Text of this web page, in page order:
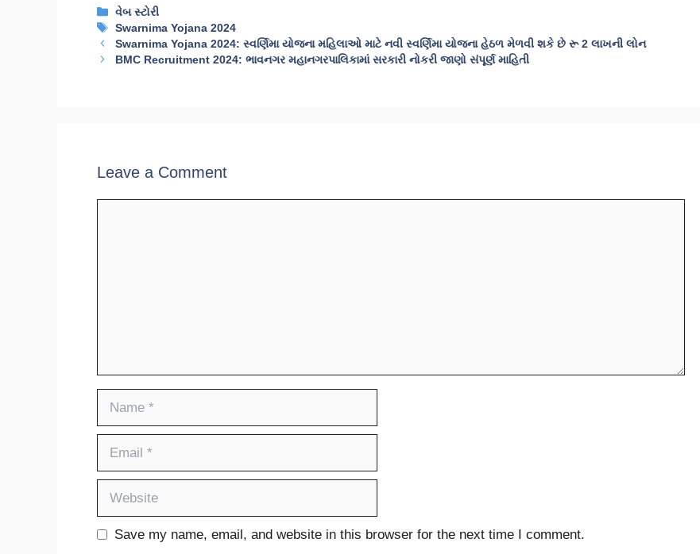
Categories
વેબ સ્ટોરી
Tags
Swarnima Yojana 2024
Swarnima Yojana 2024: સ્વર્ણિમા યોજના મહિલાઓ માટે નવી સ્વર્ણિમા યોજના હેઠળ મેળવી શકે છે રૂ 2 લાખની લોન
BMC Recruitment 2024: ભાવનગર મહાનગરપાલિકામાં સરકારી નોકરી જાણો સંપૂર્ણ માહિતી
Leave a Comment
Save my name, email, and website in this browser for the next time I comment.